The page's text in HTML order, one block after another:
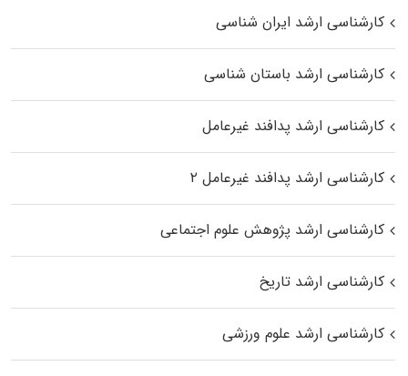
کارشناسی ارشد ایران شناسی
کارشناسی ارشد باستان شناسی
کارشناسی ارشد پدافند غیرعامل
کارشناسی ارشد پدافند غیرعامل ۲
کارشناسی ارشد پژوهش علوم اجتماعی
کارشناسی ارشد تاریخ
کارشناسی ارشد علوم ورزشی